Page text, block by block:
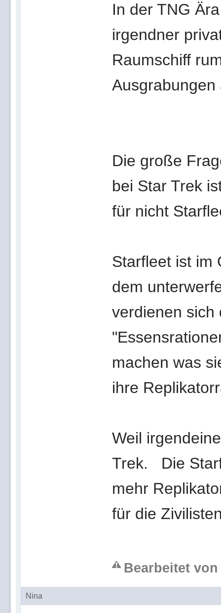
In der TNG
irgendner
Raumschiff
Die große
bei Star Trek
für nicht
Starfleet ist im
dem
verdienen sich
machen was
ihre
Weil
Trek. Die
mehr
für die
Bearbeitet
Nina